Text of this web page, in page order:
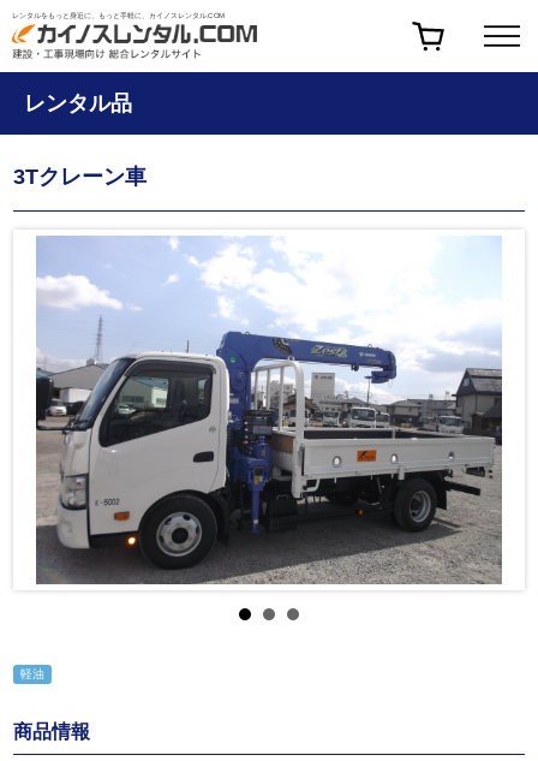
レンタルをもっと身近に、もっと手軽に、カイノスレンタル.COM
レンタル品
3Tクレーン車
軽油
商品情報